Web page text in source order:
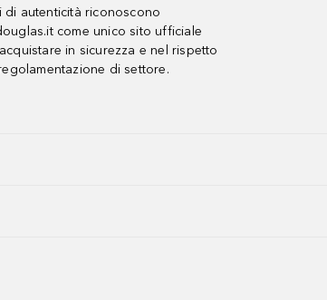
di autenticità riconoscono
come unico sito ufficiale
in sicurezza e nel rispetto
di settore.